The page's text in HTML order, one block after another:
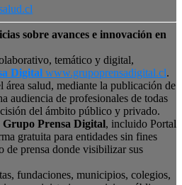
sobre avances e innovación en
temático y digital,
Digital www.grupoprensadigital.cl.
área salud, mediante la publicación de
audiencia de profesionales de todas
del ámbito público y privado.
Grupo Prensa Digital, incluido Portal
gratuita para entidades sin fines
de prensa donde visibilizar sus
fundaciones, municipios, colegios,